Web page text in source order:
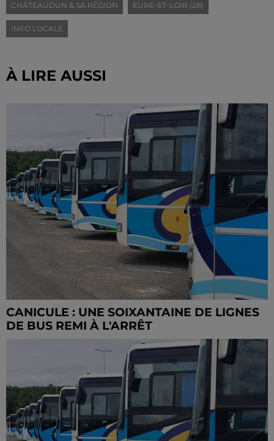
CHÂTEAUDUN & SA RÉGION EURE-ET-LOIR (28)
INFO LOCALE
À LIRE AUSSI
CANICULE : UNE SOIXANTAINE DE LIGNES
DE BUS REMI À L'ARRÊT